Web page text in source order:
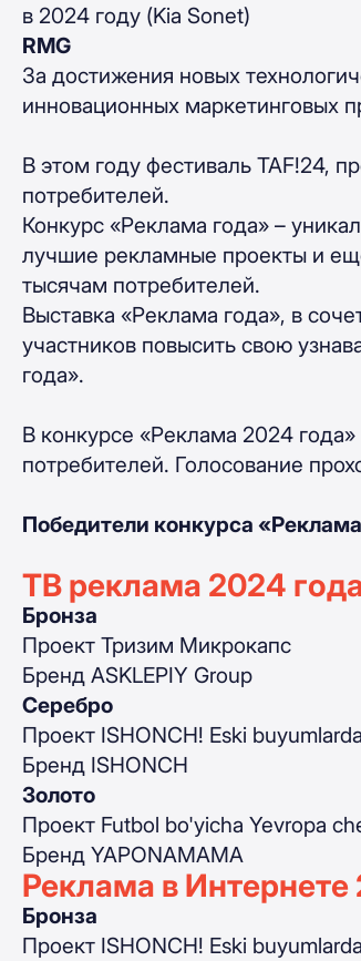
в 2024 году (Kia Sonet)
RMG
За достижения новых
инновационных маркетинговых
В этом году фестиваль TAF!24,
потребителей.
Конкурс «Реклама года» –
лучшие рекламные проекты и
тысячам потребителей.
Выставка «Реклама года», в
участников повысить свою
года».
В конкурсе «Реклама 2024
потребителей. Голосование
Победители конкурса
ТВ реклама 2024
Бронза
Проект Тризим Микрокапс
Бренд ASKLEPIY Group
Серебро
Проект ISHONCH! Eski
Бренд ISHONCH
Золото
Проект Futbol bo'yicha Yevropa
Бренд YAPONAMAMA
Реклама в Интернете
Бронза
Проект ISHONCH! Eski